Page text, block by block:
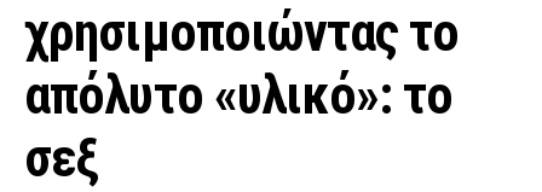
χρησιμοποιώντας το
απόλυτο «υλικό»: το
σεξ